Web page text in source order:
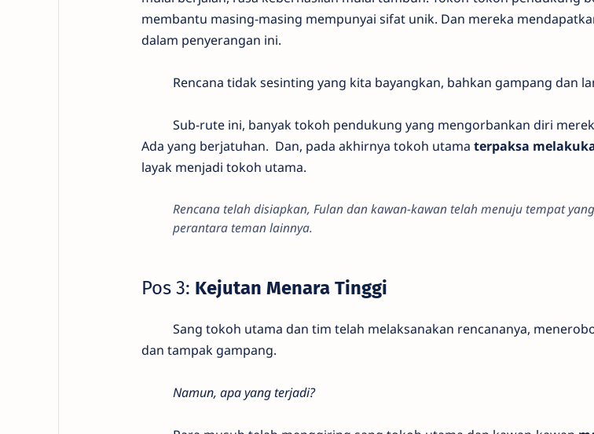
membantu masing-masing mempunyai sifat unik. Dan mereka
dalam penyerangan ini.
Rencana tidak sesinting yang kita bayangkan, bahkan gampang dan
Sub-rute ini, banyak tokoh pendukung yang mengorbankan diri
Ada yang berjatuhan. Dan, pada akhirnya tokoh utama terpaksa
layak menjadi tokoh utama.
Rencana telah disiapkan, Fulan dan kawan-kawan telah menuju tempat
perantara teman lainnya.
Pos 3: Kejutan Menara Tinggi
Sang tokoh utama dan tim telah melaksanakan rencananya,
dan tampak gampang.
Namun, apa yang terjadi?